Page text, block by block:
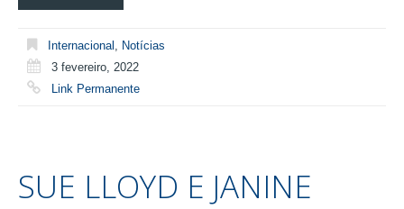
Internacional , Notícias
3 fevereiro, 2022
Link Permanente
SUE LLOYD E JANINE